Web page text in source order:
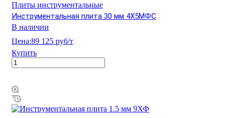
Плиты инструментальные
Инструментальная плита 30 мм 4Х5МФС
В наличии
Цена:89 125 руб/т
Купить